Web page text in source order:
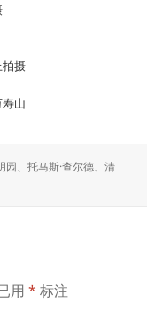
拍摄
山
园、托马斯·查尔德、清
用* 标注